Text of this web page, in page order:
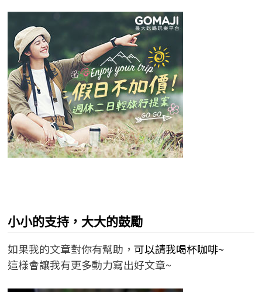
小小的支持，大大的鼓勵
如果我的文章對你有幫助， 可以請我喝杯咖啡~
這樣會讓我有更多動力寫出好文章~